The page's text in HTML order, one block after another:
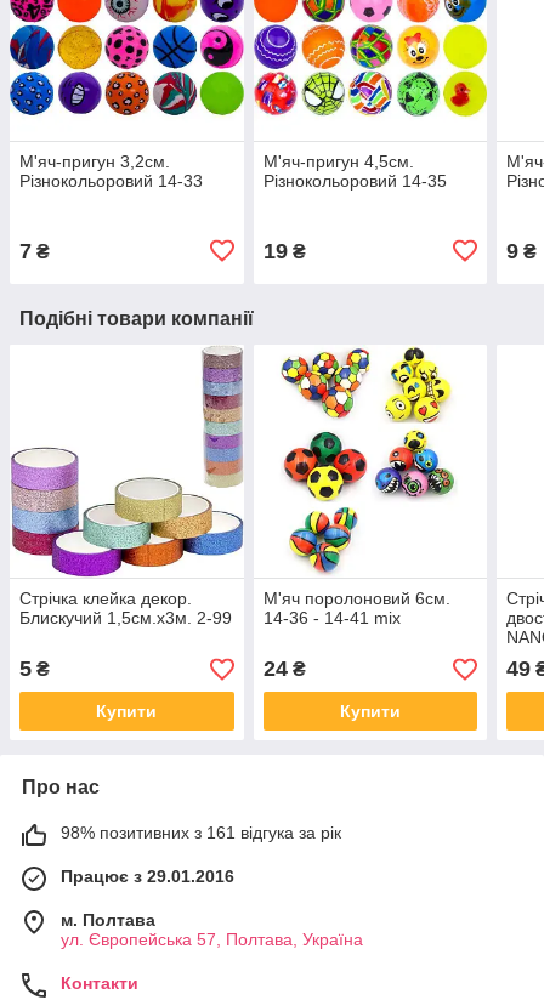
М'яч-пригун 3,2см.
Різнокольоровий 14-33
7 ₴
М'яч-пригун 4,5см.
Різнокольоровий 14-35
19₴ 9 ₴
Подібні товари компанії
Стрічка клейка декор.
Блискучий 1,5см.х3м. 2-99
5 ₴
Купити
М'яч поролоновий 6см.
14-36 - 14-41 mix
24₴
Купити
324
49
Про нас
98% позитивних з 161 відгука за рік
Працює з 29.01.2016
м. Полтава
ул. Європейська 57, Полтава, Україна
Контакти